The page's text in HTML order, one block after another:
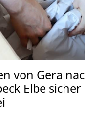
von Gera
Elbe sicher